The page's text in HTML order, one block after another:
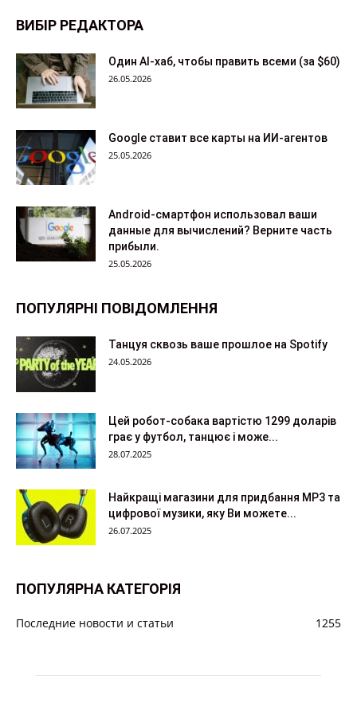
ВИБІР РЕДАКТОРА
Один AI-хаб, чтобы править всеми (за $60)
26.05.2026
Google ставит все карты на ИИ-агентов
25.05.2026
Android-смартфон использовал ваши
данные для вычислений? Верните часть
прибыли.
25.05.2026
ПОПУЛЯРНІ ПОВІДОМЛЕННЯ
Танцуя сквозь ваше прошлое на Spotify
24.05.2026
Цей робот-собака вартістю 1299 доларів
грає у футбол, танцює і може...
28.07.2025
Найкращі магазини для придбання MP3 та
цифрової музики, яку Ви можете...
26.07.2025
ПОПУЛЯРНА КАТЕГОРІЯ
Последние новости и статьи 1255